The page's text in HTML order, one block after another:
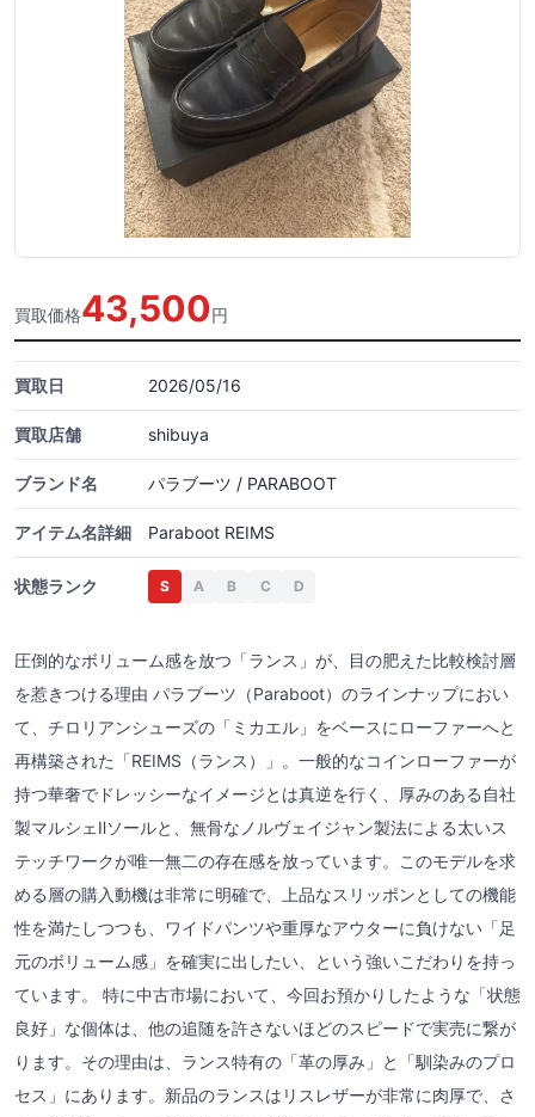
買取価格43,500円
買取日 2026/05/16
買取店舗 shibuya
ブランド名 パラブーツ / PARABOOT
アイテム名詳細 Paraboot REIMS
状態ランク S A B C D
圧倒的なボリューム感を放つ「ランス」が、目の肥えた比較検討層
を惹きつける理由 パラブーツ（Paraboot）のラインナップにおい
て、チロリアンシューズの「ミカエル」をベースにローファーへと
再構築された「REIMS（ランス）」。一般的なコインローファーが
持つ華奢でドレッシーなイメージとは真逆を行く、厚みのある自社
製マルシェⅡソールと、無骨なノルヴェイジャン製法による太いス
テッチワークが唯一無二の存在感を放っています。このモデルを求
める層の購入動機は非常に明確で、上品なスリッポンとしての機能
性を満たしつつも、ワイドパンツや重厚なアウターに負けない「足
元のボリューム感」を確実に出したい、という強いこだわりを持っ
ています。 特に中古市場において、今回お預かりしたような「状態
良好」な個体は、他の追随を許さないほどのスピードで実売に繋が
ります。その理由は、ランス特有の「革の厚み」と「馴染みのプロ
セス」にあります。新品のランスはリスレザーが非常に肉厚で、さ